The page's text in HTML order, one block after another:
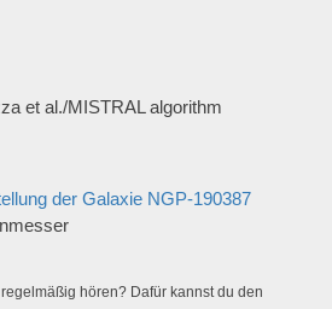
et al./MISTRAL algorithm
der Galaxie NGP-190387
hören? Dafür kannst du den